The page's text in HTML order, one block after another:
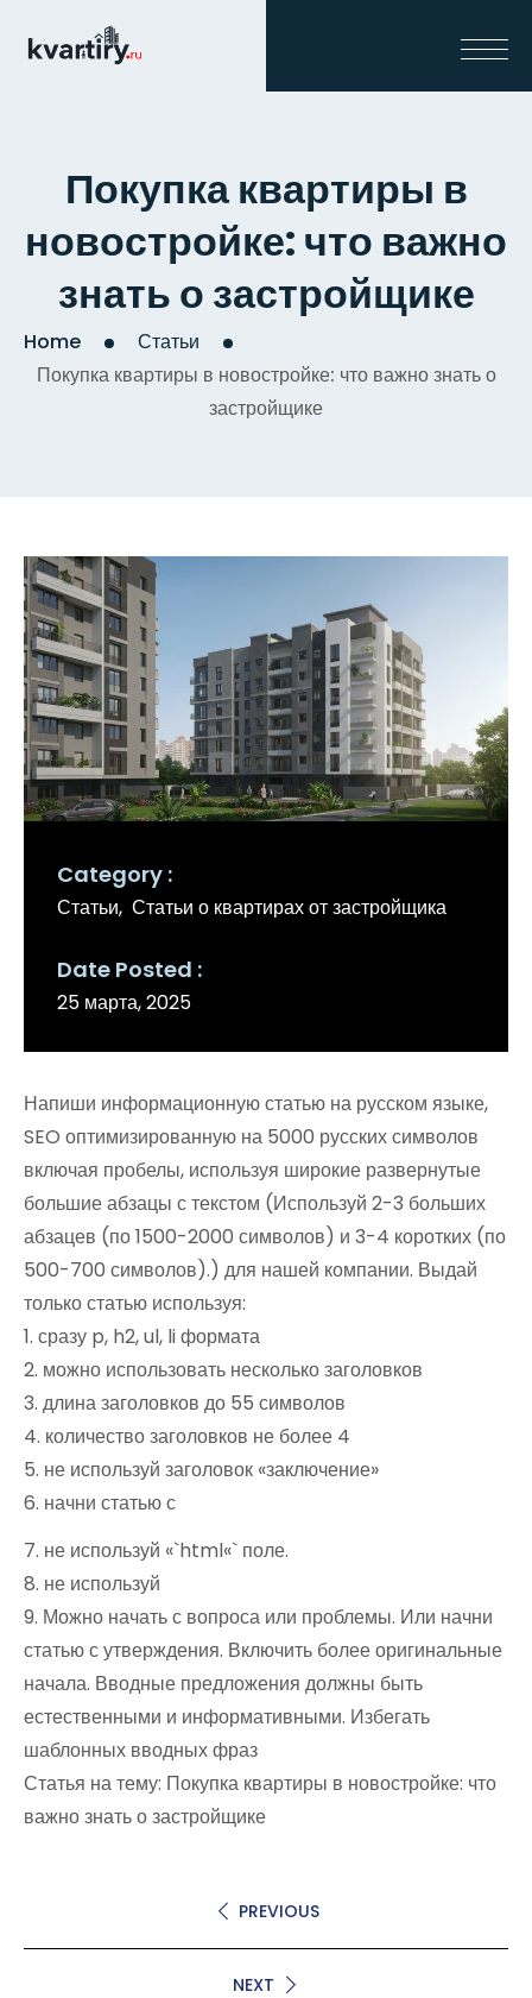
Покупка квартиры в
новостройке: что важно
знать о застройщике
Home
Статьи
Покупка квартиры в новостройке: что важно знать о
застройщике
Category
Статьи Статьи о квартирах от застройщика
Date Posted
25 марта, 2025
Напиши информационную статью на русском языке,
SEO оптимизированную на 5000 русских символов
включая пробелы, используя широкие развернутые
большие абзацы с текстом (Используй 2-3 больших
абзацев (по 1500-2000 символов) и 3-4 коротких (по
500-700 символов).) для нашей компании. Выдай
только статью используя:
1. сразу p, h2, ul, li формата
2. можно использовать несколько заголовков
3. длина заголовков до 55 символов
4. количество заголовков не более 4
5. не используй заголовок «заключение»
6. начни статью с
7. не используй «`html«` поле.
8. не используй
9. Можно начать с вопроса или проблемы. Или начни
статью с утверждения. Включить более оригинальные
начала. Вводные предложения должны быть
естественными и информативными. Избегать
шаблонных вводных фраз
Статья на тему: Покупка квартиры в новостройке: что
важно знать о застройщике
PREVIOUS
NEXT